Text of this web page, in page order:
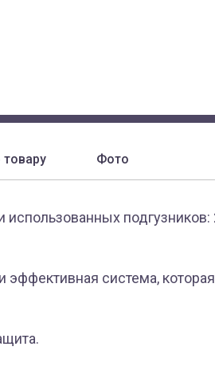
Фото
подгузников:
система,